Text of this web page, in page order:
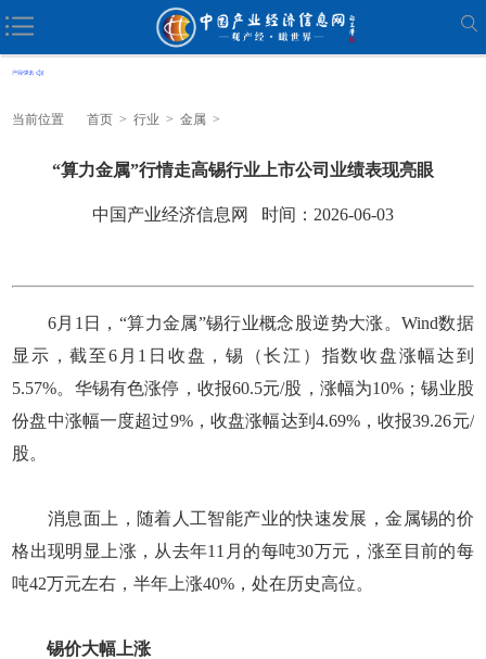
当前位置 首页 > 行业 > 金属 >
“算力金属”行情走高锡行业上市公司业绩表现亮眼
中国产业经济信息网 时间：2026-06-03
6月1日，“算力金属”锡行业概念股逆势大涨。Wind数据
显示，截至6月1日收盘，锡（长江）指数收盘涨幅达到
5.57%。华锡有色涨停，收报60.5元/股，涨幅为10%；锡业股
份盘中涨幅一度超过9%，收盘涨幅达到4.69%，收报39.26元/
股。
消息面上，随着人工智能产业的快速发展，金属锡的价
格出现明显上涨，从去年11月的每吨30万元，涨至目前的每
吨42万元左右，半年上涨40%，处在历史高位。
锡价大幅上涨